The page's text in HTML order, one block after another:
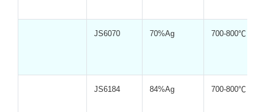
JS6070 70%Ag 700-800℃
JS6184 84%Ag 700-800℃